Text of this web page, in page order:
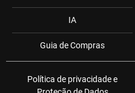
IA
Guia de Compras
Política de privacidade e